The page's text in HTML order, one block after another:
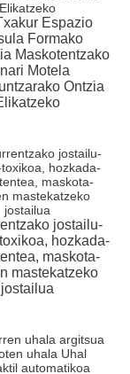
Espazio
Formako
Maskotentzako
Motela
Ontzia
jostailu-
hozkada-
maskota-
mastekatzeko
jostailua